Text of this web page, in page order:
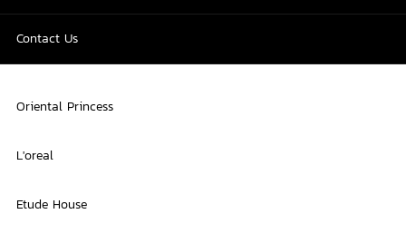
Contact Us
Oriental Princess
L'oreal
Etude House